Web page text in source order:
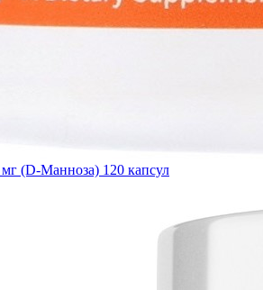
(D-Манноза) 120 капсул